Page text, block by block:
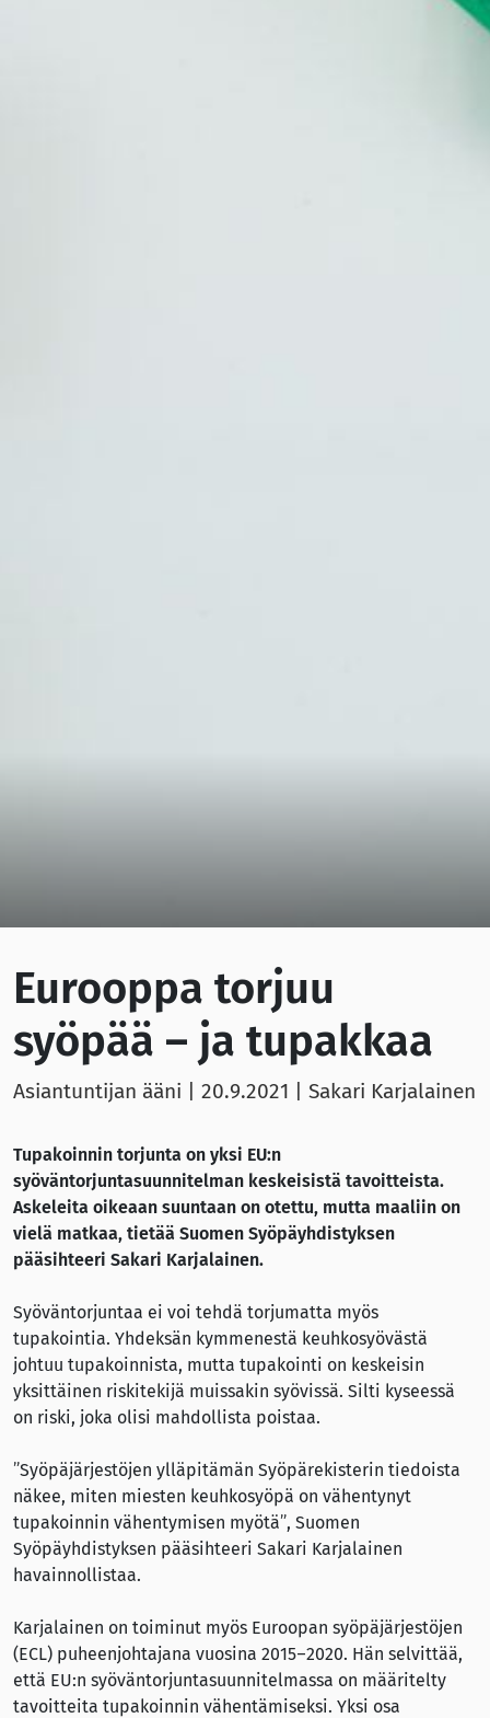
Eurooppa torjuu
syöpää – ja tupakkaa
Asiantuntijan ääni | 20.9.2021 | Sakari Karjalainen
Tupakoinnin torjunta on yksi EU:n
syöväntorjuntasuunnitelman keskeisistä tavoitteista.
Askeleita oikeaan suuntaan on otettu, mutta maaliin on
vielä matkaa, tietää Suomen Syöpäyhdistyksen
pääsihteeri Sakari Karjalainen.
Syöväntorjuntaa ei voi tehdä torjumatta myös
tupakointia. Yhdeksän kymmenestä keuhkosyövästä
johtuu tupakoinnista, mutta tupakointi on keskeisin
yksittäinen riskitekijä muissakin syövissä. Silti kyseessä
on riski, joka olisi mahdollista poistaa.
”Syöpäjärjestöjen ylläpitämän Syöpärekisterin tiedoista
näkee, miten miesten keuhkosyöpä on vähentynyt
tupakoinnin vähentymisen myötä”, Suomen
Syöpäyhdistyksen pääsihteeri Sakari Karjalainen
havainnollistaa.
Karjalainen on toiminut myös Euroopan syöpäjärjestöjen
(ECL) puheenjohtajana vuosina 2015–2020. Hän selvittää,
että EU:n syöväntorjuntasuunnitelmassa on määritelty
tavoitteita tupakoinnin vähentämiseksi. Yksi osa